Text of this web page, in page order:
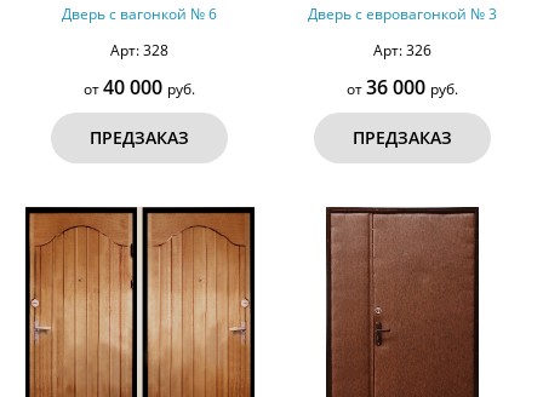
Дверь с вагонкой № 6
Арт: 328
от40 000 руб.
ПРЕДЗАКАЗ
Дверь с евровагонкой № 3
Арт: 326
от36 000 руб.
ПРЕДЗАКАЗ